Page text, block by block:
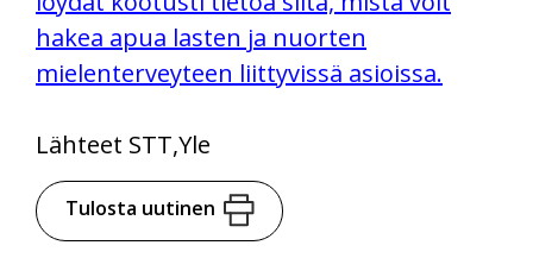
hakea apua lasten ja nuorten
mielenterveyteen liittyvissä asioissa.
Lähteet STT,Yle
Tulosta uutinen